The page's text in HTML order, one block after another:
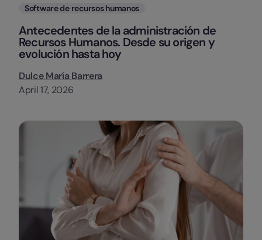
Categorias
Software de recursos humanos
Antecedentes de la administración de
Recursos Humanos. Desde su origen y
evolución hasta hoy
Dulce María Barrera
April 17, 2026